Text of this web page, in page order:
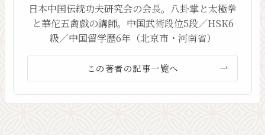
日本中国伝統功夫研究会の会長。八卦掌と太極拳
と華佗五禽戯の講師。中国武術段位5段／HSK6
級／中国留学歴6年（北京市・河南省）
この著者の記事一覧へ